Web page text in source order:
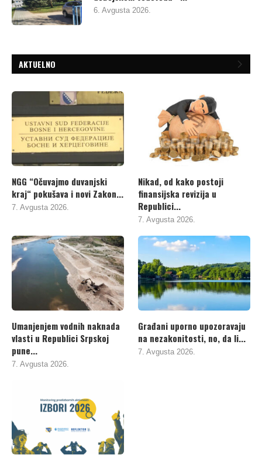
6. Avgusta 2026.
AKTUELNO
NGG “Očuvajmo duvanjski
kraj“ pokušava i novi Zakon...
7. Avgusta 2026.
Nikad, od kako postoji
finansijska revizija u
Republici...
7. Avgusta 2026.
Umanjenjem vodnih naknada
vlasti u Republici Srpskoj
pune...
7. Avgusta 2026.
Građani uporno upozoravaju
na nezakonitosti, no, da li...
7. Avgusta 2026.